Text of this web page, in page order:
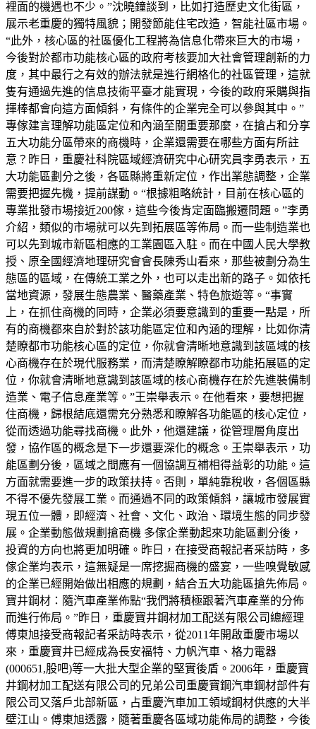
裡面的機遇也不少。”沈曉鐘談到，比如打造歷史文化街區，
展示老重慶的獨特風貌；開發節能住宅改造，智能社區市場。
“此外，核心區的社區優化工程將為信息化帶來巨大的市場，
今後對於都市功能核心區的政府考核要加大社會管理創新的力
度，其中最行之有效的辦法就是進行網格化的社區管理，這就
隻有通過先進的信息技術平臺才能實現，今後的政府采購與指
揮棒都會向這方面傾斜，有條件的企業完全可以參與其中。”
專傢建言理解功能區定位和內涵至關重要那麼，在搶占和分享
五大功能分區帶來的商機時，企業還需要在哪些方面有所註
意？昨日，重慶社科院區域經濟研究中心研究員李勇表示，五
大功能區劃分之後，各區縣將重新定位，作出業態調整，企業
需要把握先機，提前謀動。“根據粗略統計，目前在核心區的
專業批發市場接近200傢，這些今後肯定面臨搬遷問題。”李勇
介紹，類似的市場就可以先到拓展區等佈局。而一些制造業也
可以先到城市新區相應的工業園區入駐。而在中國人民大學教
授、原全國經濟地理研究會會長陳秀山看來，那些被劃分為生
態區的區域，在傳統工業之外，也可以走出新的路子。如依托
當地資源，發展生態農業、醫藥產業、特色旅遊等。“事實
上，在抓住商機的同時，企業必須要意識到的重要一點是，所
有的商機都來自於對於該功能區定位和內涵的理解，比如你清
楚瞭都市功能核心區的定位，你就會清晰地意識到該區域的核
心商機存在於現代服務業，而清楚瞭解瞭都市功能拓展區的定
位，你就會清晰地意識到該區域的核心商機存在於先進裝備制
造業、電子信息產業等。”王崇舉表示。在他看來，要想把握
住商機，歸根結底還需充分熟悉和瞭解各功能區的核心定位，
從而透過功能尋找商機。此外，他還建議，從管理層角度出
發，協作區的概念是下一步還要深化的概念。王崇舉表示，功
能區劃分後，區域之間應有一個協調互補相得益彰的功能。這
方面就需要進一步的政策扶持。否則，單純靠稅收，各個區縣
不得不優先發展工業。而通過不同的政策傾斜，讓城市發展實
現五位一體，即經濟、社會、文化、政治、環境生態的同步發
展。企業動態做規劃搶商機 多傢企業動起來功能區劃分後，
投資的方向也將更加明確。昨日，在接受商報記者采訪時，多
傢企業均表示，這無疑是一席挖掘商機的盛宴，一些嗅覺敏感
的企業已經開始做出相應的規劃，結合五大功能區搶先佈局。
寶井鋼材：隨汽車產業佈點“我們將積極跟著汽車產業的分佈
而進行佈局。”昨日，重慶寶井鋼材加工配送有限公司總經理
傅東旭接受商報記者采訪時表示，從2011年開啟重慶市場以
來，重慶寶井已經成為長安福特、力帆汽車、格力電器
(000651,股吧)等一大批大型企業的堅實後盾。2006年，重慶寶
井鋼材加工配送有限公司的兄弟公司重慶寶鋼汽車鋼材部件有
限公司又落戶北部新區，占重慶汽車加工領域鋼材供應的大半
壁江山。傅東旭透露，隨著重慶各區域功能佈局的調整，今後